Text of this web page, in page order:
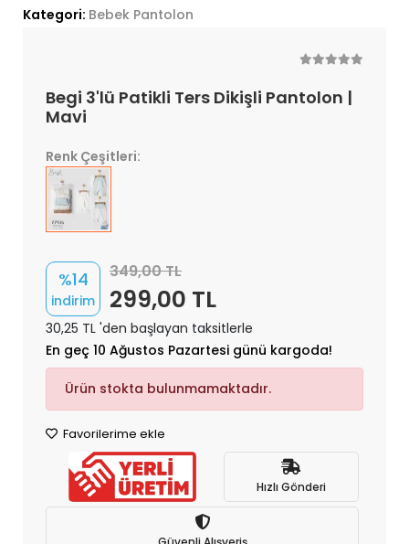
Kategori: Bebek Pantolon
Begi 3'lü Patikli Ters Dikişli Pantolon |
Mavi
Renk Çeşitleri:
%14
indirim
349,00 TL
299,00 TL
30,25 TL 'den başlayan taksitlerle
En geç 10 Ağustos Pazartesi günü kargoda!
Ürün stokta bulunmamaktadır.
Favorilerime ekle
Hızlı Gönderi